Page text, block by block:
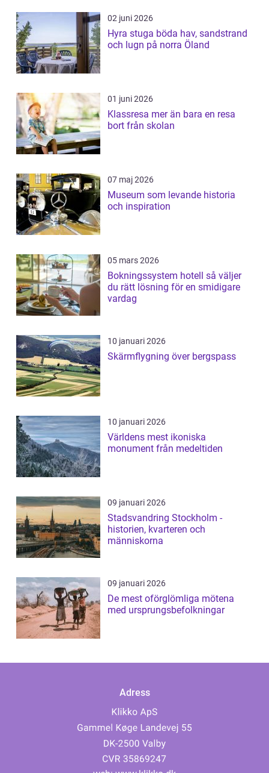
02 juni 2026
Hyra stuga böda hav, sandstrand
och lugn på norra Öland
01 juni 2026
Klassresa mer än bara en resa
bort från skolan
07 maj 2026
Museum som levande historia
och inspiration
05 mars 2026
Bokningssystem hotell så väljer
du rätt lösning för en smidigare
vardag
10 januari 2026
Skärmflygning över bergspass
10 januari 2026
Världens mest ikoniska
monument från medeltiden
09 januari 2026
Stadsvandring Stockholm -
historien, kvarteren och
människorna
09 januari 2026
De mest oförglömliga mötena
med ursprungsbefolkningar
Adress